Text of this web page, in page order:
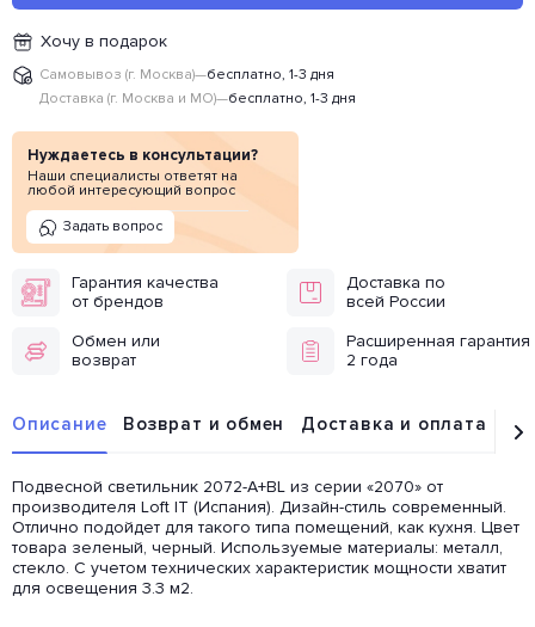
Хочу в подарок
Самовывоз (г. Москва)—бесплатно, 1-3 дня
Доставка (г. Москва и МО)—бесплатно, 1-3 дня
Нуждаетесь в консультации?
Наши специалисты ответят на
любой интересующий вопрос
Задать вопрос
Гарантия качества
от брендов
Доставка по
всей России
Обмен или
возврат
Расширенная гарантия
2 года
Описание Возврат и обмен Доставка и оплата
Подвесной светильник 2072-A+BL из серии «2070» от
производителя Loft IT (Испания). Дизайн-стиль современный.
Отлично подойдет для такого типа помещений, как кухня. Цвет
товара зеленый, черный. Используемые материалы: металл,
стекло. С учетом технических характеристик мощности хватит
для освещения 3.3 м2.